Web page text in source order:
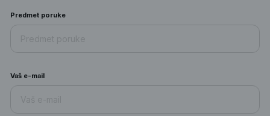
Predmet poruke
Vaš e-mail